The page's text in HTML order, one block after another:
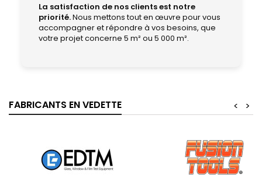
La satisfaction de nos clients est notre
priorité.Nous mettons tout en œuvre pour vous
accompagner et répondre à vos besoins, que
votre projet concerne 5 m² ou 5 000 m².
FABRICANTS EN VEDETTE >
<